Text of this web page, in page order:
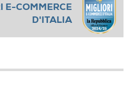
E-COMMERCE
D'ITALIA